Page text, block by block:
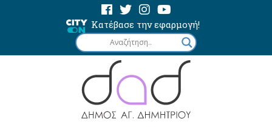
Κατέβασε την εφαρμογή!